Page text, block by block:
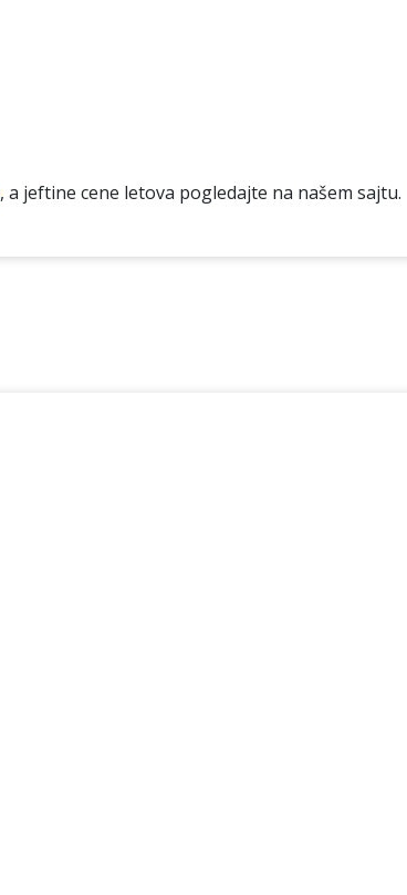
, a jeftine cene letova pogledajte na našem sajtu.